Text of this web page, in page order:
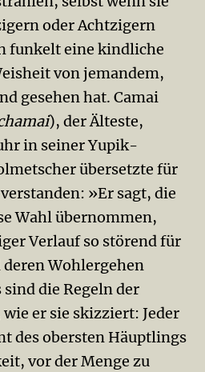
oder Achtzigern
funkelt eine kindliche
von jemandem,
gesehen hat. Camai
), der Älteste,
in seiner Yupik-
übersetzte für
»Er sagt, die
Wahl übernommen,
Verlauf so störend für
Wohlergehen
die Regeln der
er sie skizziert: Jeder
des obersten Häuptlings
vor der Menge zu